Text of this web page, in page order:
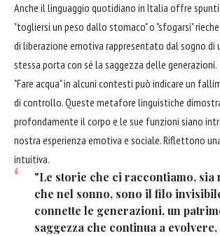
Anche il linguaggio quotidiano in Italia offre
"togliersi un peso dallo stomaco" o "sfogarsi"
di liberazione emotiva rappresentato dal sogno di
stessa porta con sé la saggezza delle generazioni.
"Fare acqua" in alcuni contesti può indicare un
di controllo. Queste metafore linguistiche
profondamente il corpo e le sue funzioni siano
nostra esperienza emotiva e sociale. Riflettono
intuitiva.
"Le storie che ci raccontiamo, sia
che nel sonno, sono il filo
connette le generazioni, un
saggezza che continua a